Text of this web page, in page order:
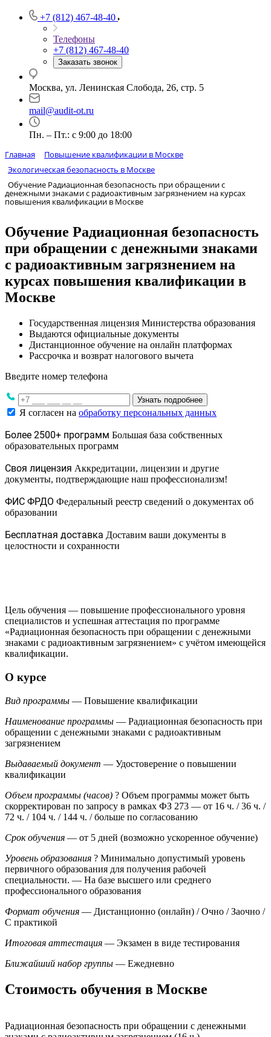
+7 (812) 467-48-40
Телефоны
+7 (812) 467-48-40
Заказать звонок
Москва, ул. Ленинская Слобода, 26, стр. 5
mail@audit-ot.ru
Пн. – Пт.: с 9:00 до 18:00
Главная
Повышение квалификации в Москве
Экологическая безопасность в Москве
Обучение Радиационная безопасность при обращении с
денежными знаками с радиоактивным загрязнением на курсах
повышения квалификации в Москве
Обучение Радиационная безопасность
при обращении с денежными знаками
с радиоактивным загрязнением на
курсах повышения квалификации в
Москве
Государственная лицензия Министерства образования
Выдаются официальные документы
Дистанционное обучение на онлайн платформах
Рассрочка и возврат налогового вычета
Введите номер телефона
Узнать подробнее
Я согласен на обработку персональных данных
Более 2500+ программ Большая база собственных
образовательных программ
Своя лицензия Аккредитации, лицензии и другие
документы, подтверждающие наш профессионализм!
ФИС ФРДО Федеральный реестр сведений о документах об
образовании
Бесплатная доставка Доставим ваши документы в
целостности и сохранности
Цель обучения — повышение профессионального уровня
специалистов и успешная аттестация по программе
«Радиационная безопасность при обращении с денежными
знаками с радиоактивным загрязнением» с учётом имеющейся
квалификации.
О курсе
Вид программы — Повышение квалификации
Наименование программы — Радиационная безопасность при
обращении с денежными знаками с радиоактивным
загрязнением
Выдаваемый документ — Удостоверение о повышении
квалификации
Объем программы (часов) ? Объем программы может быть
скорректирован по запросу в рамках ФЗ 273 — от 16 ч. / 36 ч. /
72 ч. / 104 ч. / 144 ч. / больше по согласованию
Срок обучения — от 5 дней (возможно ускоренное обучение)
Уровень образования ? Минимально допустимый уровень
первичного образования для получения рабочей
специальности. — На базе высшего или среднего
профессионального образования
Формат обучения — Дистанционно (онлайн) / Очно / Заочно /
С практикой
Итоговая аттестация — Экзамен в виде тестирования
Ближайший набор группы — Ежедневно
Стоимость обучения в Москве
Радиационная безопасность при обращении с денежными